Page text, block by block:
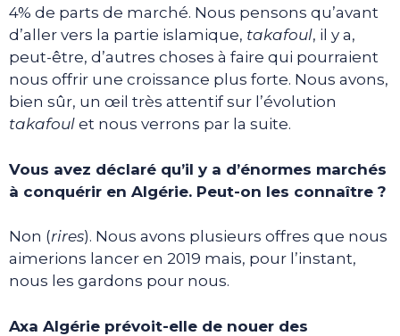
4% de parts de marché. Nous pensons qu’avant
d’aller vers la partie islamique, takafoul, il y a,
peut-être, d’autres choses à faire qui pourraient
nous offrir une croissance plus forte. Nous avons,
bien sûr, un œil très attentif sur l’évolution
takafoul et nous verrons par la suite.
Vous avez déclaré qu’il y a d’énormes marchés
à conquérir en Algérie. Peut-on les connaître ?
Non (rires). Nous avons plusieurs offres que nous
aimerions lancer en 2019 mais, pour l’instant,
nous les gardons pour nous.
Axa Algérie prévoit-elle de nouer des